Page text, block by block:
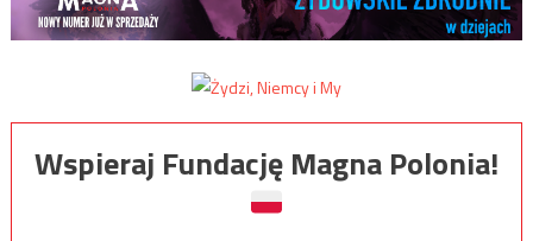
Wspieraj Fundację Magna Polonia!